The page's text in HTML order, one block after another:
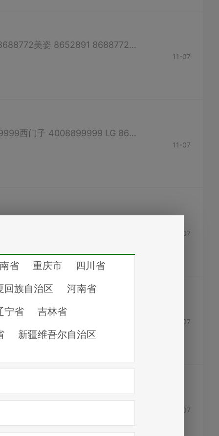
西门子 4008899999 LG 8661819 8679448荣事达 8683636美的 8652891 8688772美姿 8652891 86887726 TCL 4008123456三洋 95105958松下 8488488 6891823 （如有错误，请联系客服修改）
11-07
新飞 8688772 8652891 TCL 4008123456海信 8688772 8652891容声 8219999西门子 4008899999 LG 8661819 8679448美的 8652891 8688772美菱 8652891 8688772三洋 95105958海尔冰箱 8219999海尔...
11-07
11-07
11-07
11-07